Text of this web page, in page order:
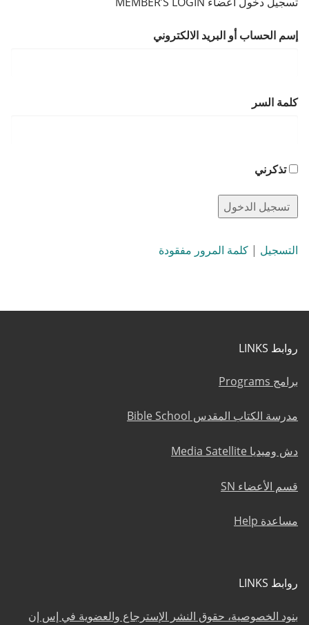
إسم الحساب أو البريد الالكتروني
كلمة السر
تذكرني
التسجيل | كلمة المرور مفقودة
روابط LINKS
برامج Programs
مدرسة الكتاب المقدس Bible School
دش وميديا Media Satellite
قسم الأعضاء SN
مساعدة Help
روابط LINKS
بنود الخصوصية، حقوق النشر الإسترجاع والعضوية في إس إن